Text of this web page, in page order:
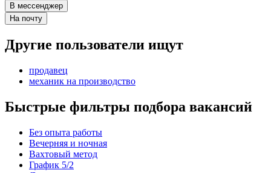
В мессенджер
На почту
Другие пользователи ищут
продавец
механик на производство
Быстрые фильтры подбора вакансий
Без опыта работы
Вечерняя и ночная
Вахтовый метод
График 5/2